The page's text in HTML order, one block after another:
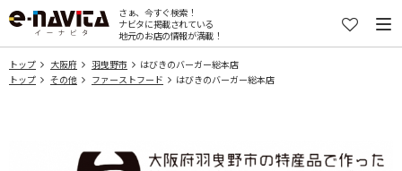
さぁ、今すぐ検索！
ナビタに掲載されている
地元のお店の情報が満載！
トップ 大阪府 羽曳野市
はびきのバーガー総本店
トップ
その他 ファーストフード はびきのバーガー総本店